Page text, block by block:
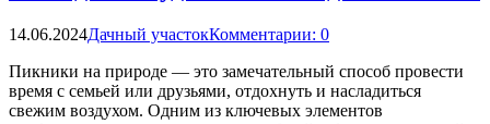
14.06.2024Дачный участокКомментарии: 0
Пикники на природе — это замечательный способ провести
время с семьей или друзьями, отдохнуть и насладиться
свежим воздухом. Одним из ключевых элементов